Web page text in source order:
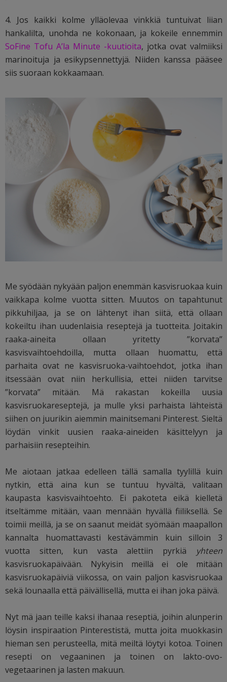
4. Jos kaikki kolme ylläolevaa vinkkiä tuntuivat liian
hankalilta, unohda ne kokonaan, ja kokeile ennemmin
SoFine Tofu A’la Minute -kuutioita, jotka ovat valmiiksi
marinoituja ja esikypsennettyjä. Niiden kanssa pääsee
siis suoraan kokkaamaan.
Me syödään nykyään paljon enemmän kasvisruokaa kuin
vaikkapa kolme vuotta sitten. Muutos on tapahtunut
pikkuhiljaa, ja se on lähtenyt ihan siitä, että ollaan
kokeiltu ihan uudenlaisia reseptejä ja tuotteita. Joitakin
raaka-aineita ollaan yritetty ”korvata”
kasvisvaihtoehdoilla, mutta ollaan huomattu, että
parhaita ovat ne kasvisruoka-vaihtoehdot, jotka ihan
itsessään ovat niin herkullisia, ettei niiden tarvitse
”korvata” mitään. Mä rakastan kokeilla uusia
kasvisruokareseptejä, ja mulle yksi parhaista lähteistä
siihen on juurikin aiemmin mainitsemani Pinterest. Sieltä
löydän vinkit uusien raaka-aineiden käsittelyyn ja
parhaisiin resepteihin.
Me aiotaan jatkaa edelleen tällä samalla tyylillä kuin
nytkin, että aina kun se tuntuu hyvältä, valitaan
kaupasta kasvisvaihtoehto. Ei pakoteta eikä kielletä
itseltämme mitään, vaan mennään hyvällä fiiliksellä. Se
toimii meillä, ja se on saanut meidät syömään maapallon
kannalta huomattavasti kestävämmin kuin silloin 3
vuotta sitten, kun vasta alettiin pyrkiä yhteen
kasvisruokapäivään. Nykyisin meillä ei ole mitään
kasvisruokapäiviä viikossa, on vain paljon kasvisruokaa
sekä lounaalla että päivällisellä, mutta ei ihan joka päivä.
Nyt mä jaan teille kaksi ihanaa reseptiä, joihin alunperin
löysin inspiraation Pinterestistä, mutta joita muokkasin
hieman sen perusteella, mitä meiltä löytyi kotoa. Toinen
resepti on vegaaninen ja toinen on lakto-ovo-
vegetaarinen ja lasten makuun.